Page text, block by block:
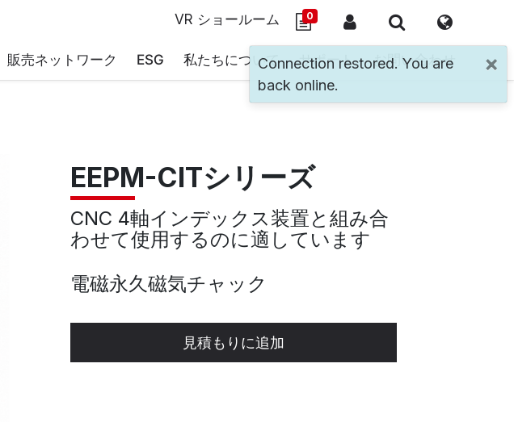
販売ネットワーク ESG 私たちについて サポート お問い合わせ
0
VR ショールーム
EEPM-CITシリーズ
CNC 4軸インデックス装置と組み合
わせて使用するのに適しています
電磁永久磁気チャック
見積もりに追加
×
Connection restored. You are
back online.